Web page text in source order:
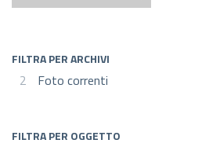
FILTRA PER ARCHIVI
2 Foto correnti
FILTRA PER OGGETTO